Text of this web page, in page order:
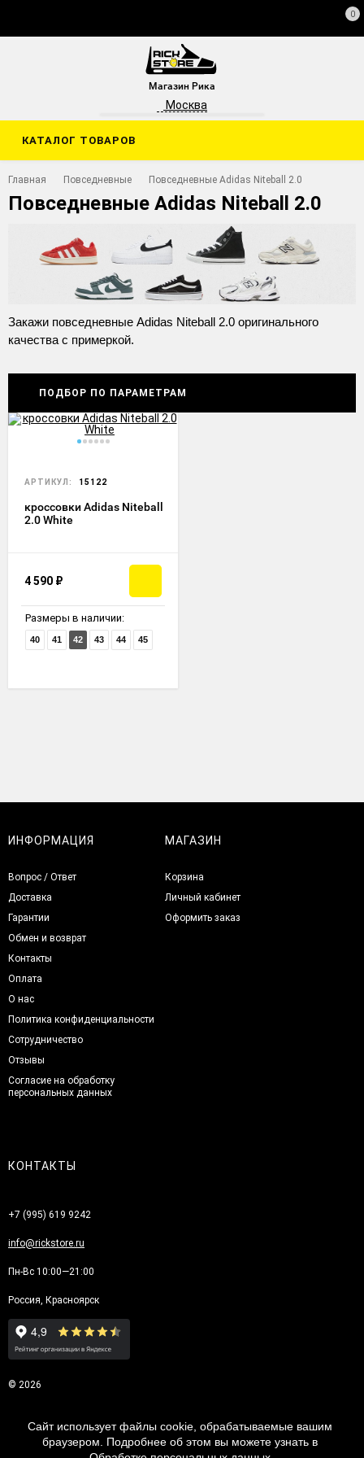
0
Магазин Рика
Москва
КАТАЛОГ ТОВАРОВ
Главная Повседневные Повседневные Adidas Niteball 2.0
Повседневные Adidas Niteball 2.0
Закажи повседневные Adidas Niteball 2.0 оригинального
качества с примеркой.
ПОДБОР ПО ПАРАМЕТРАМ
АРТИКУЛ: 15122
кроссовки Adidas Niteball
2.0 White
4 590 ₽
Размеры в наличии:
40 41 42 43 44 45
ИНФОРМАЦИЯ
Вопрос / Ответ
Доставка
Гарантии
Обмен и возврат
Контакты
Оплата
О нас
Политика конфиденциальности
Сотрудничество
Отзывы
Согласие на обработку
персональных данных
МАГАЗИН
Корзина
Личный кабинет
Оформить заказ
КОНТАКТЫ
+7 (995) 619 9242
info@rickstore.ru
Пн-Вс 10:00—21:00
Россия, Красноярск
© 2026
Сайт использует файлы cookie, обрабатываемые вашим
браузером. Подробнее об этом вы можете узнать в